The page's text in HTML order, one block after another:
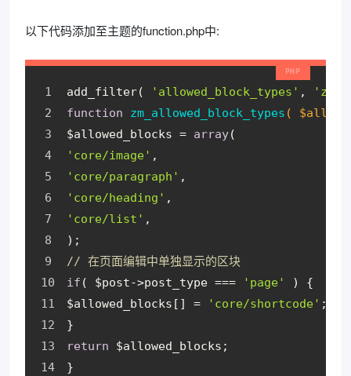
以下代码添加至主题的function.php中:
add_filter( 'allowed_block_types' ,
function
zm_allowed_block_types (
$allowed_blocks = array(
'core/image' ,
'core/paragraph' ,
'core/heading' ,
'core/list' ,
);
// 在页面编辑中单独显示的区块
if ( $post->post_type === 'page'
) {
$allowed_blocks[] =
'core/shortcode' ;
}
return $allowed_blocks;
}